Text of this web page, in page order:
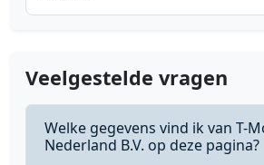
Veelgestelde vragen
Welke gegevens vind ik van T-
Nederland B.V. op deze pagina?